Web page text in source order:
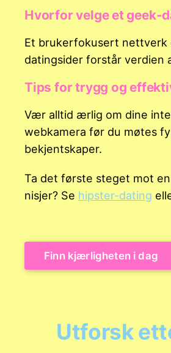
Hvorfor velge et geek-
Et brukerfokusert nettverk
datingsider forstår verdien
Tips for trygg og
Vær alltid ærlig om dine
webkamera før du møtes
bekjentskaper.
Ta det første steget mot
nisjer? Se hipster-dating
Finn kjærligheten i dag
Utforsk